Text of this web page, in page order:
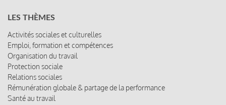
LES THÈMES
Activités sociales et culturelles
Emploi, formation et compétences
Organisation du travail
Protection sociale
Relations sociales
Rémunération globale & partage de la performance
Santé au travail